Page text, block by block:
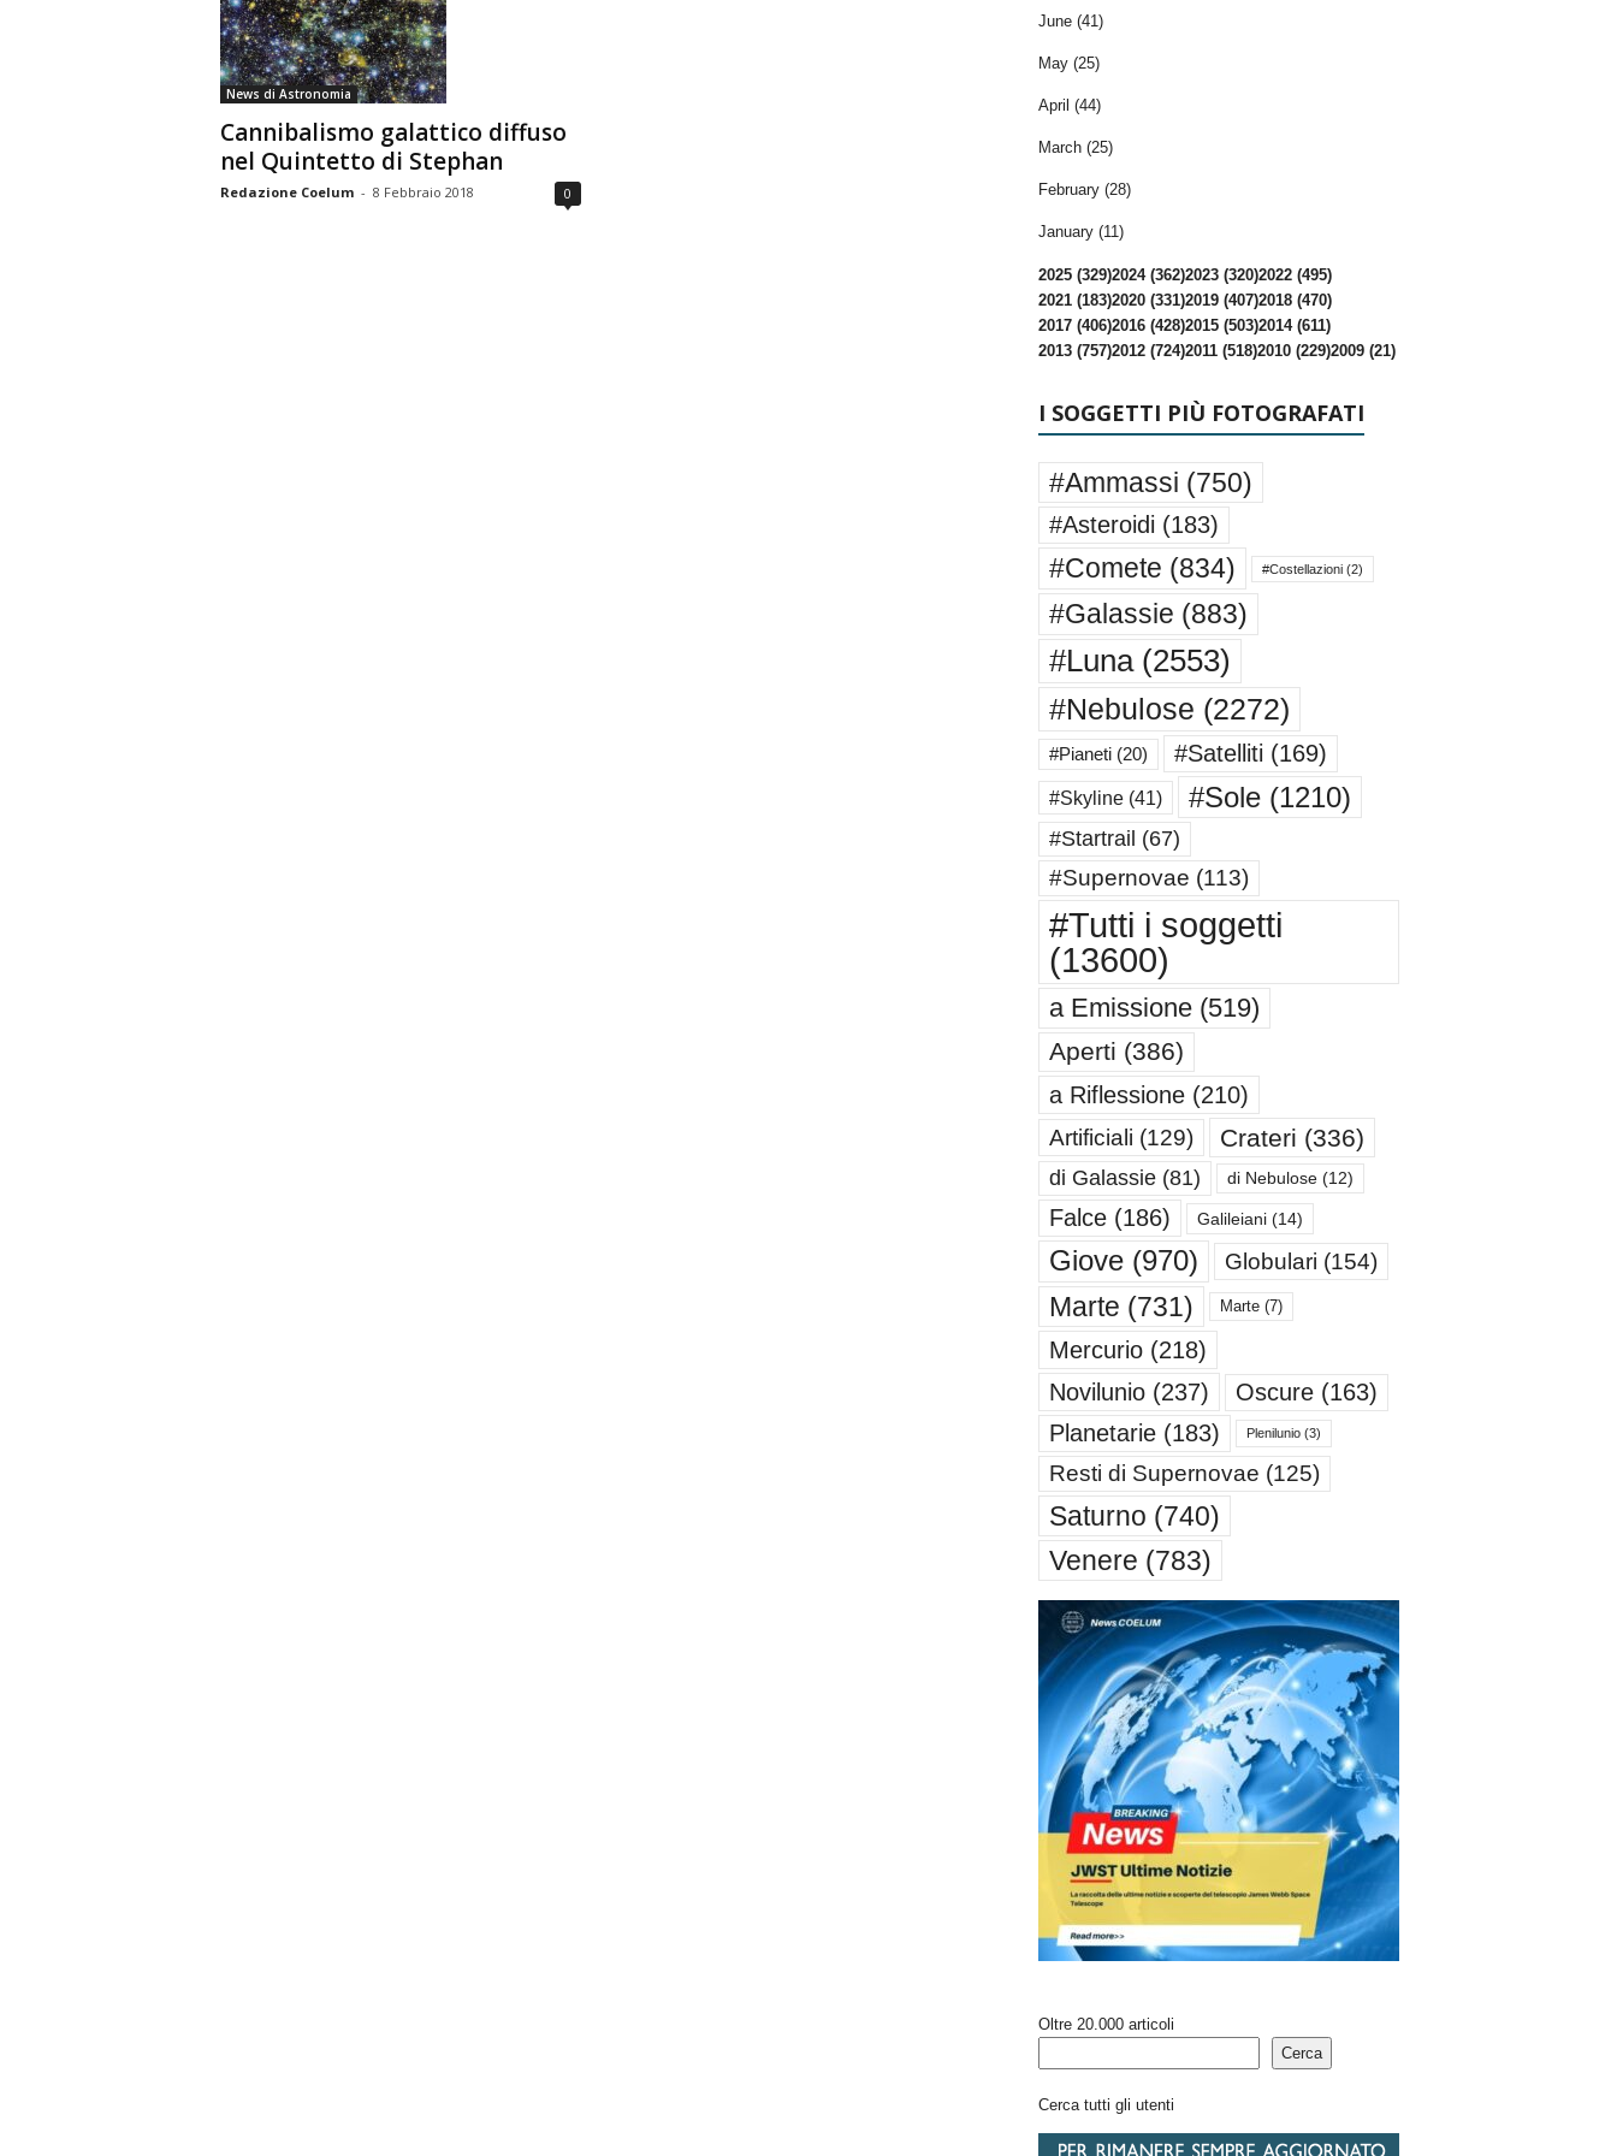
n
o
m
i
a
News di Astronomia
Cannibalismo galattico diffuso
nel Quintetto di Stephan
Redazione Coelum - 8 Febbraio 2018 0
June (41)
May (25)
April (44)
March (25)
February (28)
January (11)
2025 (329)2024 (362)2023 (320)2022 (495)
2021 (183)2020 (331)2019 (407)2018 (470)
2017 (406)2016 (428)2015 (503)2014 (611)
2013 (757)2012 (724)2011 (518)2010 (229)2009 (21)
I SOGGETTI PIÙ FOTOGRAFATI
#Ammassi (750)
#Asteroidi (183)
#Comete (834) #Costellazioni(2)
#Galassie (883)
#Luna(2553)
#Nebulose (2272)
#Pianeti(20) #Satelliti (169)
#Skyline(41) #Sole(1210)
#Startrail (67)
#Supernovae (113)
#Tutti i soggetti
(13600)
a Emissione(519)
Aperti (386)
a Riflessione(210)
Artificiali (129) Crateri (336)
di Galassie(81) di Nebulose(12)
Falce(186) Galileiani(14)
Giove(970) Globulari (154)
Marte (731) Marte(7)
Mercurio(218)
Novilunio(237) Oscure(163)
Planetarie(183) Plenilunio(3)
Resti di Supernovae (125)
Saturno (740)
Venere (783)
Oltre 20.000 articoli
Cerca
Cerca tutti gli utenti